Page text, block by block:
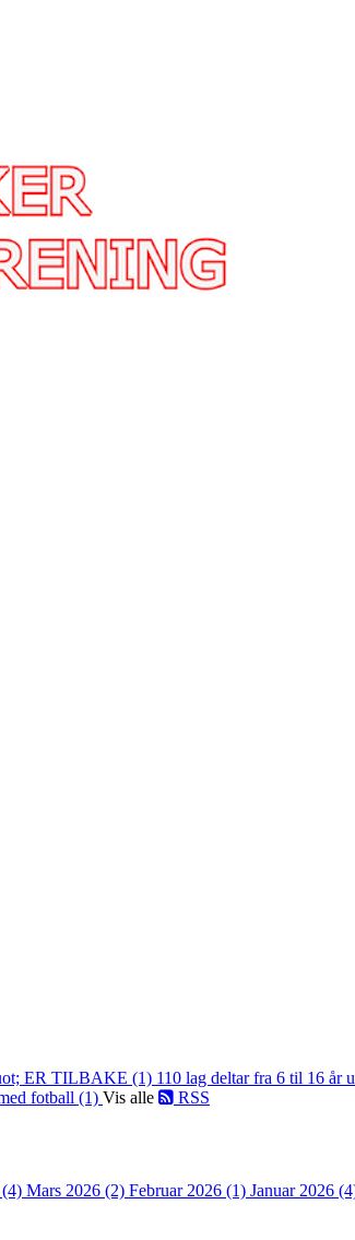
ER TILBAKE (1) 110 lag deltar fra 6 til 16 år
fotball (1) Vis alle RSS
Mars 2026 (2) Februar 2026 (1) Januar 2026